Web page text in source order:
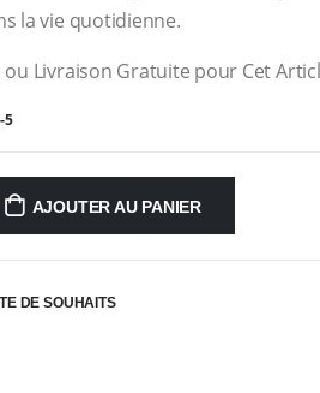
la vie quotidienne.
ou Livraison Gratuite pour Cet
5
AJOUTER AU PANIER
DE SOUHAITS